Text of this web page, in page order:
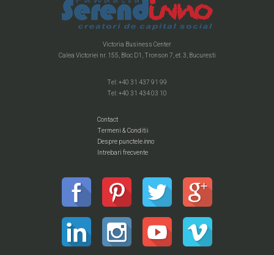
Victoria Business Center
Calea Victoriei nr. 155, Bloc D1, Tronson 7, et. 3, Bucuresti
Tel: +40 31 437 91 99
Tel: +40 31 434 03 10
Contact
Termeni & Conditii
Despre puncteleinno
Intrebari frecvente